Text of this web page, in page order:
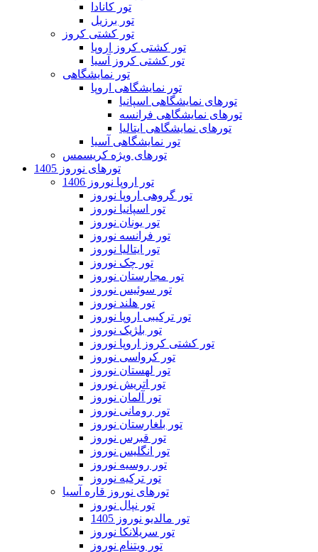
تور کانادا
تور برزیل
تور کشتی کروز
تور کشتی کروز اروپا
تور کشتی کروز آسیا
تور نمایشگاهی
تور نمایشگاهی اروپا
تورهای نمایشگاهی اسپانیا
تورهای نمایشگاهی فرانسه
تورهای نمایشگاهی ایتالیا
تور نمایشگاهی آسیا
تورهای ویژه کریسمس
تورهای نوروز 1405
تور اروپا نوروز 1406
تور گروهی اروپا نوروز
تور اسپانیا نوروز
تور یونان نوروز
تور فرانسه نوروز
تور ایتالیا نوروز
تور چک نوروز
تور مجارستان نوروز
تور سوئیس نوروز
تور هلند نوروز
تور ترکیبی اروپا نوروز
تور بلژیک نوروز
تور کشتی کروز اروپا نوروز
تور کرواسی نوروز
تور لهستان نوروز
تور اتریش نوروز
تور آلمان نوروز
تور رومانی نوروز
تور بلغارستان نوروز
تور قبرس نوروز
تور انگلیس نوروز
تور روسیه نوروز
تور ترکیه نوروز
تورهای نوروز قاره آسیا
تور نپال نوروز
تور مالدیو نوروز 1405
تور سریلانکا نوروز
تور ویتنام نوروز